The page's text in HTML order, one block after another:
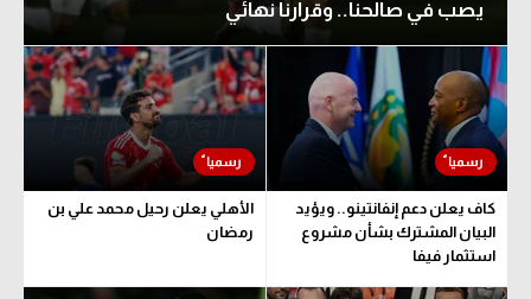
يصب في صالحنا.. وقرارنا نهائي
كاف يعلن دعم إنفانتينو.. ويؤيد
البيان المشترك بشأن مشروع
استثمار فيفا
الأهلي يعلن رحيل محمد علي بن
رمضان